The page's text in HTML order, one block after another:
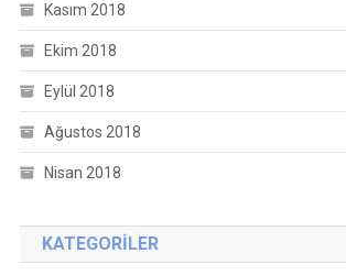
Kasım 2018
Ekim 2018
Eylül 2018
Ağustos 2018
Nisan 2018
KATEGORILER